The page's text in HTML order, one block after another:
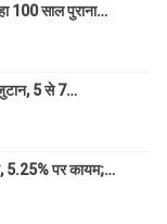
100 साल पुराना…
जुटान, 5 से 7…
5.25% पर कायम;…